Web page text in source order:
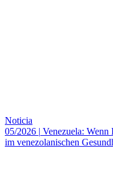
Noticia
05/2026 | Venezuela:
im venezolanischen